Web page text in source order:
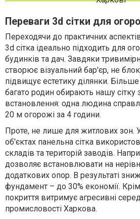
Переваги 3d сітки для
Переходячи до практичних
3d сітка ідеально підходить для
будинків та дач. Завдяки
створює візуальний бар'єр, не
підвищує естетику ділянки.
багато родин обирають нашу сітку
встановлення: одна людина
20 м огорожі за 4 години.
Проте, не лише для житлових зон.
об'єктах панельна сітка
складів та територій заводів.
дозволяє встановлювати на
додаткових опор. В результаті
фундамент – до 30% економії.
покриття витримує агресивні
промисловості Харкова.